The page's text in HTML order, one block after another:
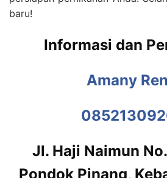
baru!
Informasi dan
Amany
Jl. Haji Naimun
Pondok Pinang,